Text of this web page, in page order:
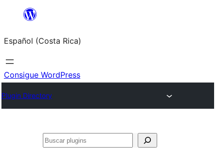
Saltar
contenido
Español (Costa Rica)
Consigue WordPress
Plugin Directory
Buscar